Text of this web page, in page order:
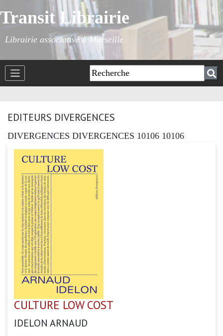
Transit Librairie
Librairie associative à Marseille
EDITEURS DIVERGENCES
DIVERGENCES DIVERGENCES 10106 10106
CULTURE LOW COST
IDELON ARNAUD